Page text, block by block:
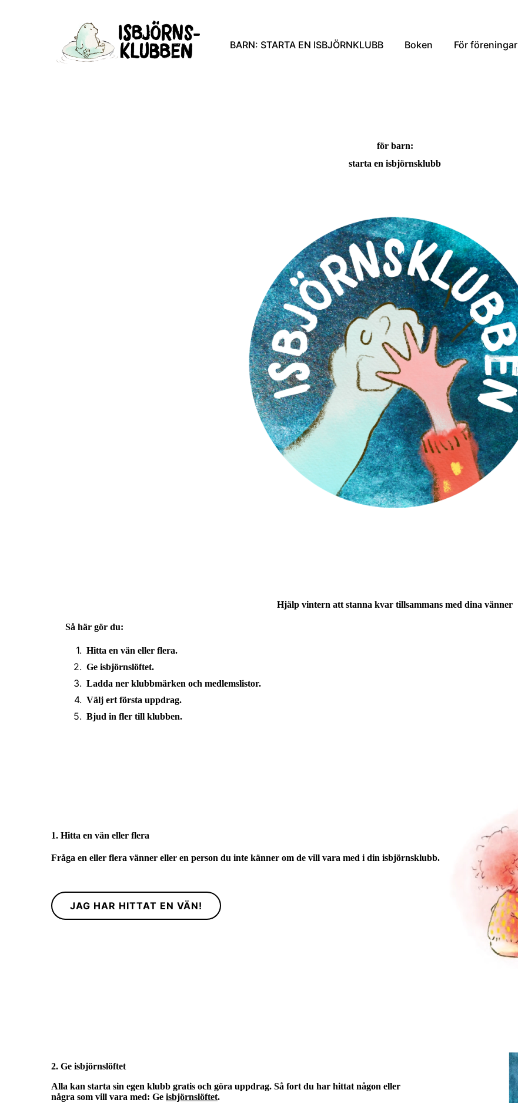
BARN: STARTA EN ISBJÖRNKLUBB Boken För föreningar
för barn:
starta en isbjörnsklubb
Hjälp vintern att stanna kvar tillsammans med dina vänner
Så här gör du:
Hitta en vän eller flera.
Ge isbjörnslöftet.
Ladda ner klubbmärken och medlemslistor.
Välj ert första uppdrag.
Bjud in fler till klubben.
1. Hitta en vän eller flera
Fråga en eller flera vänner eller en person du inte känner om de vill vara med i din isbjörnsklubb.
JAG HAR HITTAT EN VÄN!
2. Ge isbjörnslöftet
Alla kan starta sin egen klubb gratis och göra uppdrag. Så fort du har hittat någon eller
några som vill vara med: Ge isbjörnslöftet.